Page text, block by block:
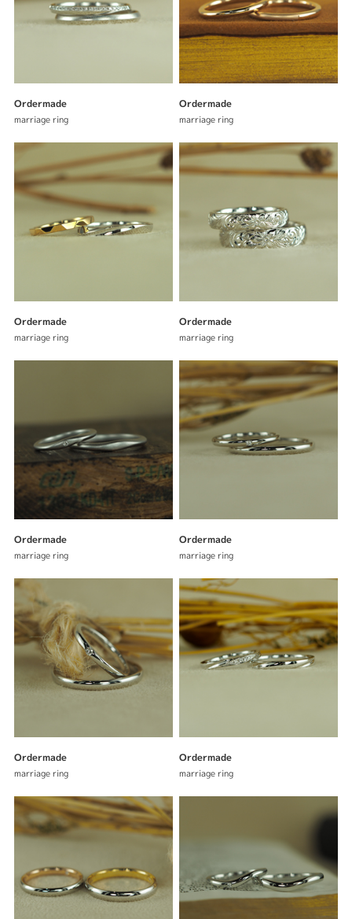
Ordermade
marriage ring
Ordermade
marriage ring
Ordermade
marriage ring
Ordermade
marriage ring
Ordermade
marriage ring
Ordermade
marriage ring
Ordermade
marriage ring
Ordermade
marriage ring